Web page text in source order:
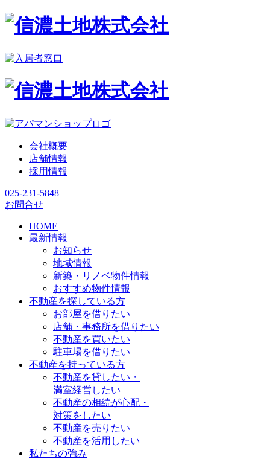
会社概要
店舗情報
採用情報
025-231-5848
お問合せ
HOME
最新情報
お知らせ
地域情報
新築・リノベ物件情報
おすすめ物件情報
不動産を探している方
お部屋を借りたい
店舗・事務所を借りたい
不動産を買いたい
駐車場を借りたい
不動産を持っている方
不動産を貸したい・
満室経営したい
不動産の相続が心配・
対策をしたい
不動産を売りたい
不動産を活用したい
私たちの強み